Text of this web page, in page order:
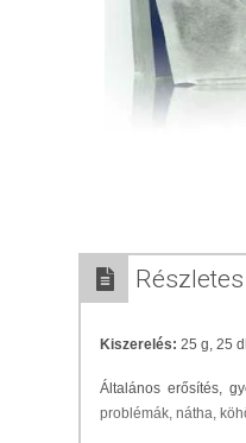
Kiszerelés: 25 g, 25
Általános erősítés,
problémák, nátha,